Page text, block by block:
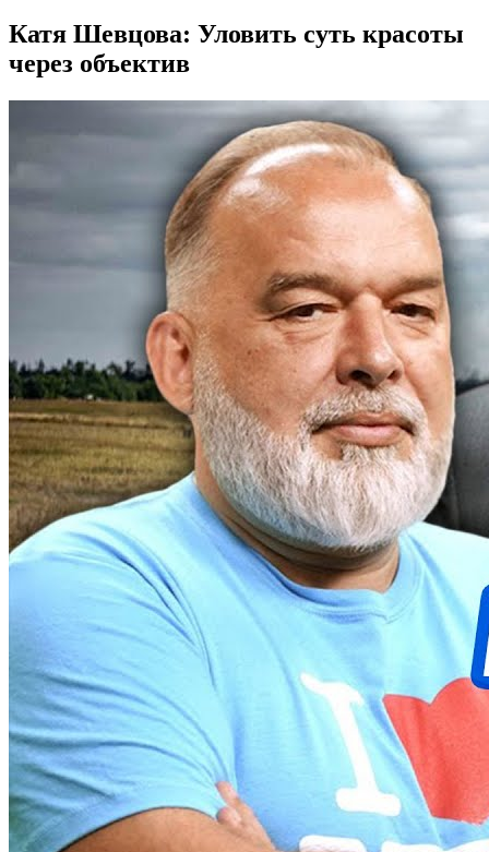
Катя Шевцова: Уловить суть красоты
через объектив